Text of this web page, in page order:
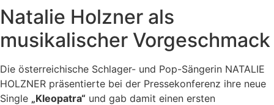
Natalie Holzner als
musikalischer Vorgeschmack
Die österreichische Schlager- und Pop-Sängerin NATALIE
HOLZNER präsentierte bei der Pressekonferenz ihre neue
Single „Kleopatra“ und gab damit einen ersten